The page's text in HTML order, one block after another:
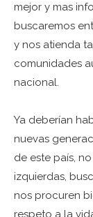
mejor y mas
buscaremos
y nos atienda
comunidades
nacional.
Ya deberían
nuevas
de este país,
izquierdas,
nos procuren
respeto a la